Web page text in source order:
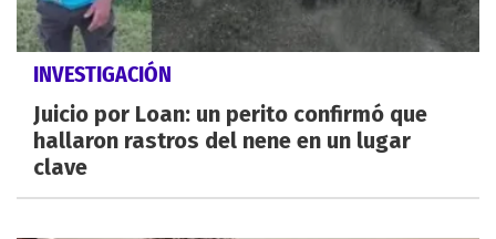
INVESTIGACIÓN
Juicio por Loan: un perito confirmó que
hallaron rastros del nene en un lugar
clave